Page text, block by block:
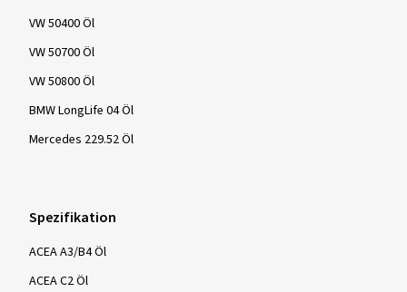
VW 50400 Öl
VW 50700 Öl
VW 50800 Öl
BMW LongLife 04 Öl
Mercedes 229.52 Öl
Spezifikation
ACEA A3/B4 Öl
ACEA C2 Öl